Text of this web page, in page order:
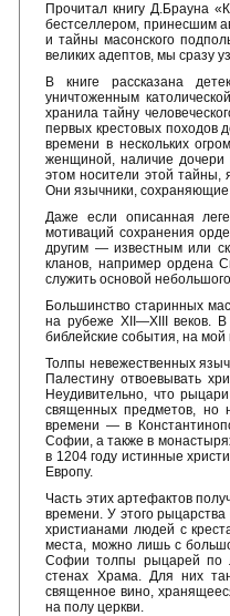
Прочитал книгу Д.Брауна
бестселлером, принесшим
и тайны масонского
великих адептов, мы сразу
В книге рассказана
уничтоженным
хранила тайну
первых крестовых походов
времени в нескольких
женщиной, наличие дочери
этом носители этой тайны,
Они язычники,
Даже если описанная
мотиваций сохранения
другим — известным или
кланов, например ордена
служить основой
Большинство старинных
на рубеже XII—XIII веков. В
библейские события, на мой
Толпы невежественных
Палестину отвоевывать
Неудивительно, что
священных предметов, но
времени — в
Софии, а также в
в 1204 году истинные
Европу.
Часть этих артефактов
времени. У этого
христианами людей с
места, можно лишь с
Софии толпы рыцарей по
стенах Храма. Для них
священное вино,
на полу церкви.